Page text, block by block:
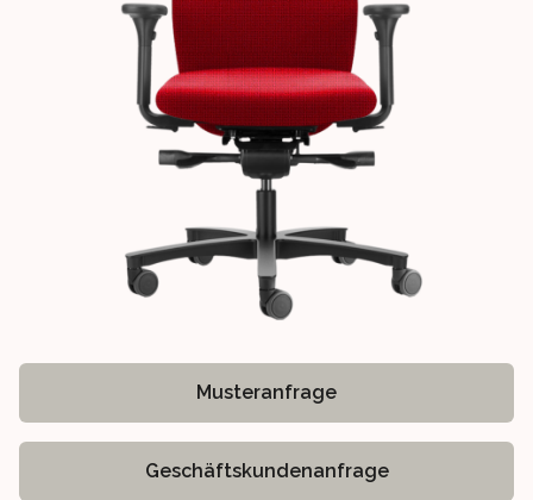
Musteranfrage
Geschäftskundenanfrage